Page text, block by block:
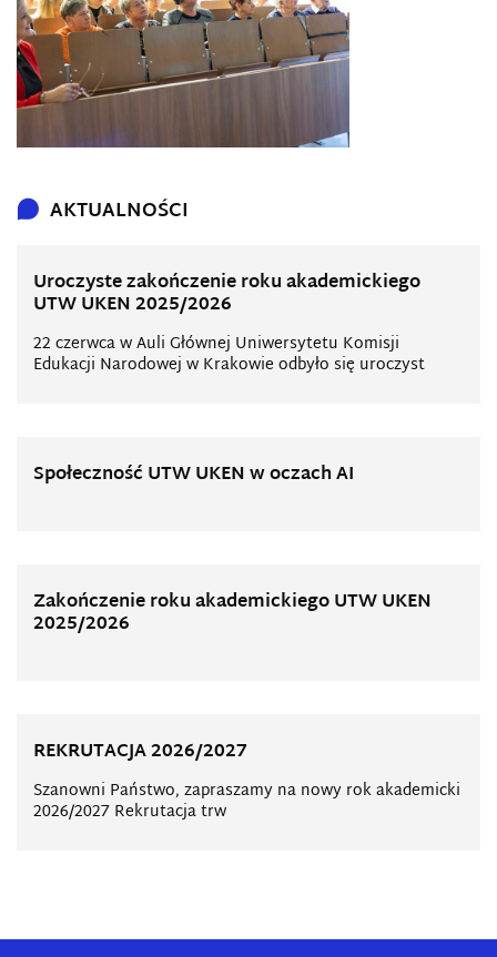
AKTUALNOŚCI
Uroczyste zakończenie roku akademickiego
UTW UKEN 2025/2026
22 czerwca w Auli Głównej Uniwersytetu Komisji
Edukacji Narodowej w Krakowie odbyło się uroczyst
Społeczność UTW UKEN w oczach AI
Zakończenie roku akademickiego UTW UKEN
2025/2026
REKRUTACJA 2026/2027
Szanowni Państwo, zapraszamy na nowy rok akademicki
2026/2027 Rekrutacja trw